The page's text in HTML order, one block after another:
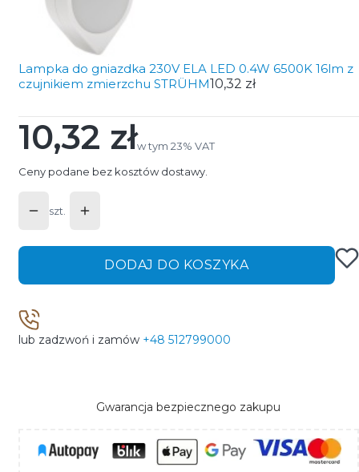
Lampka do gniazdka 230V ELA LED 0.4W 6500K 16lm z
czujnikiem zmierzchu STRÜHM10,32 zł
Cena
10,32 złw tym 23% VAT
w tym 23% VAT
Ceny podane bez kosztów dostawy.
szt.
DODAJ DO KOSZYKA
lub zadzwoń i zamów +48 512799000
Gwarancja bezpiecznego zakupu